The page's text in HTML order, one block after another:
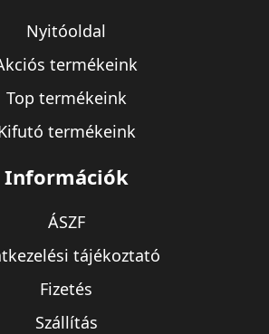
Nyitóoldal
termékeink
Top termékeink
termékeink
Információk
ÁSZF
tájékoztató
Fizetés
Szállítás